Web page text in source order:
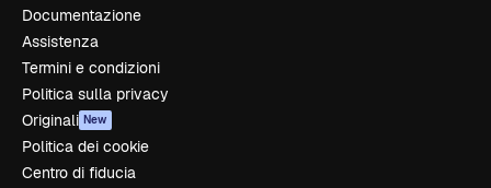
Documentazione
Assistenza
Termini e condizioni
Politica sulla privacy
Originali New
Politica dei cookie
Centro di fiducia